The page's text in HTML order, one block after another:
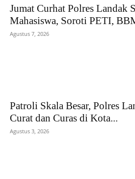
Jumat Curhat Polres Landak
Mahasiswa, Soroti PETI,
Agustus 7, 2026
Patroli Skala Besar, Polres
Curat dan Curas di Kota...
Agustus 3, 2026